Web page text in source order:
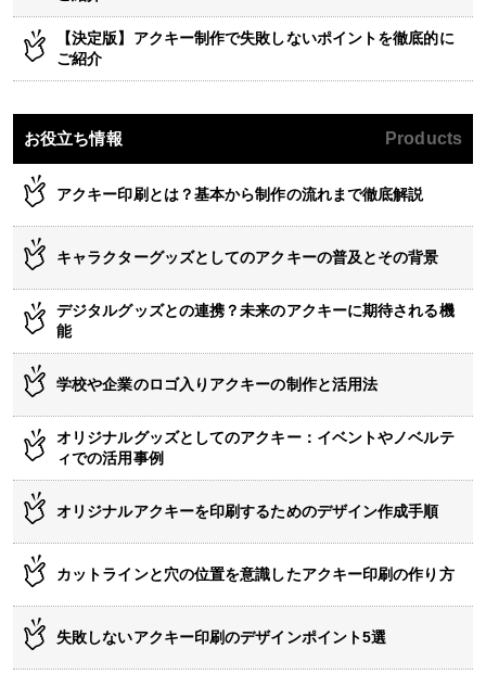
【決定版】アクキー制作で失敗しないポイントを徹底的に
ご紹介
お役立ち情報 Products
アクキー印刷とは？基本から制作の流れまで徹底解説
キャラクターグッズとしてのアクキーの普及とその背景
デジタルグッズとの連携？未来のアクキーに期待される機
能
学校や企業のロゴ入りアクキーの制作と活用法
オリジナルグッズとしてのアクキー：イベントやノベルテ
ィでの活用事例
オリジナルアクキーを印刷するためのデザイン作成手順
カットラインと穴の位置を意識したアクキー印刷の作り方
失敗しないアクキー印刷のデザインポイント5選